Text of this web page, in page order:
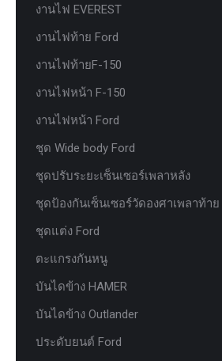
งานไฟ EVEREST
งานไฟท้าย Ford
งานไฟท้ายF-150
งานไฟหน้า F-150
งานไฟหน้า Ford
ชุด Wide body Ford
ชุดปรับระยะเซ็นเซอร์เพลาหลัง
ชุดป้องกันเซ็นเซอร์วัดองศาเพลาท้าย
ชุดแต่ง Ford
ตะแกรงกันหนู
บันไดข้าง HAMER
บันไดข้าง Outlander
ประดับยนต์ Ford